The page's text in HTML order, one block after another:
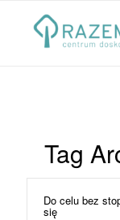
Tag
Do celu bez
się